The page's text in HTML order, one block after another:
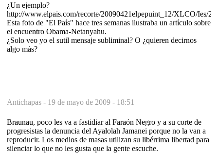
¿Un ejemplo?
http://www.elpais.com/recorte/20090421elpepuint_12/XLCO/Ies/
Esta foto de "El País" hace tres semanas ilustraba un artículo sobre
el encuentro Obama-Netanyahu.
¿Solo veo yo el sutil mensaje subliminal? O ¿quieren decirnos
algo más?
Antichapas - 19 de mayo de 2009 - 18:51
Braunau, poco les va a fastidiar al Faraón Negro y a su corte de
progresistas la denuncia del Ayalolah Jamanei porque no la van a
reproducir. Los medios de masas utilizan su libérrima libertad para
silenciar lo que no les gusta que la gente escuche.